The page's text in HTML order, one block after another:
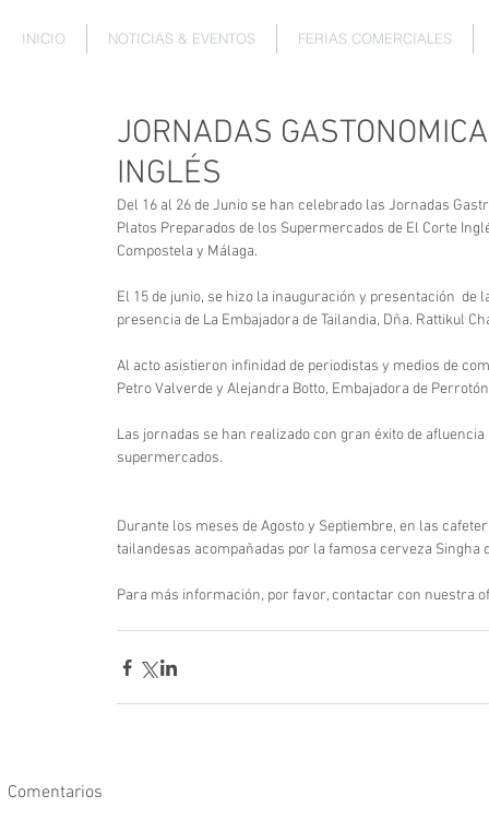
INICIO NOTICIAS & EVENTOS FERIAS COMERCIALES
JORNADAS
INGLÉS
Del 16 al 26 de Junio se han celebrado las Jornadas
Platos Preparados de los Supermercados de El Corte
Compostela y Málaga.
El 15 de junio, se hizo la inauguración y presentación
presencia de La Embajadora de Tailandia, Dña. Rattikul
Al acto asistieron infinidad de periodistas y medios de
Petro Valverde y Alejandra Botto, Embajadora de
Las jornadas se han realizado con gran éxito de
supermercados.
Durante los meses de Agosto y Septiembre, en las
tailandesas acompañadas por la famosa cerveza Singha
Para más información, por favor, contactar con nuestra
Comentarios